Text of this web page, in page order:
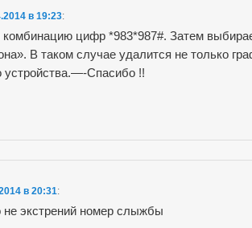
в 19:23:
цифр *983*987#. Затем
В таком случае удалится не только
устройства.—-Спасибо !!
в 20:31:
экстрений номер слыжбы